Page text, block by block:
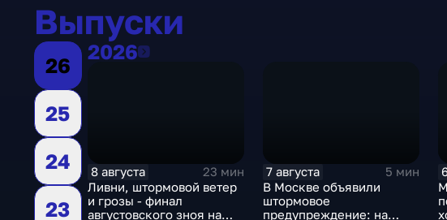
Выпуски
26
25
24
23
20262026
8 августа
23 мин
Ливни, штормовой ветер
и грозы - финал
августовского зноя на
7 августа
5 мин
В Москве объявили
штормовое
предупреждение: на